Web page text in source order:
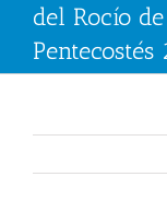
del Rocío
Pentecostés